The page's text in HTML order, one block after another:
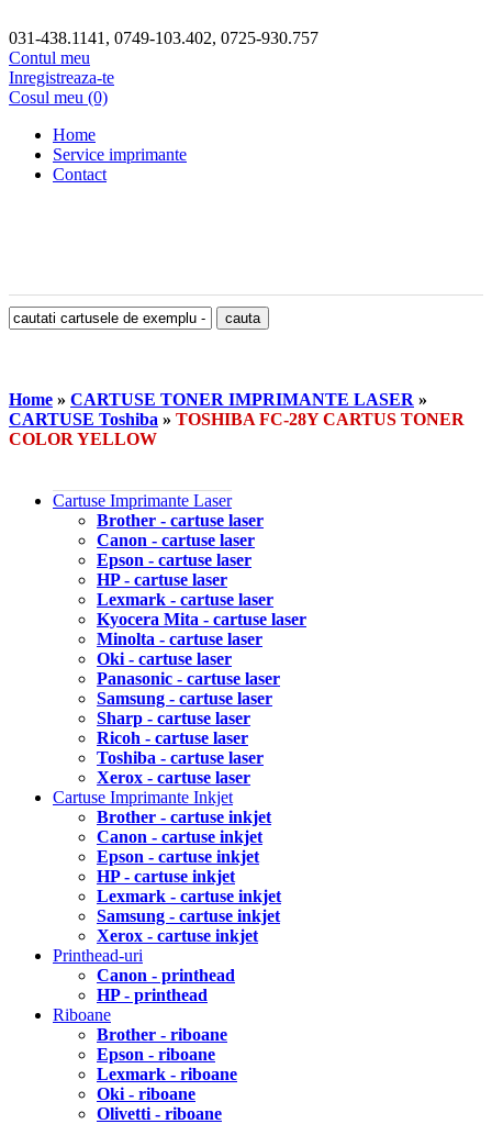
031-438.1141, 0749-103.402, 0725-930.757
Contul meu
Inregistreaza-te
Cosul meu (0)
Home
Service imprimante
Contact
Home » CARTUSE TONER IMPRIMANTE LASER »
CARTUSE Toshiba » TOSHIBA FC-28Y CARTUS TONER
COLOR YELLOW
Cartuse Imprimante Laser
Brother - cartuse laser
Canon - cartuse laser
Epson - cartuse laser
HP - cartuse laser
Lexmark - cartuse laser
Kyocera Mita - cartuse laser
Minolta - cartuse laser
Oki - cartuse laser
Panasonic - cartuse laser
Samsung - cartuse laser
Sharp - cartuse laser
Ricoh - cartuse laser
Toshiba - cartuse laser
Xerox - cartuse laser
Cartuse Imprimante Inkjet
Brother - cartuse inkjet
Canon - cartuse inkjet
Epson - cartuse inkjet
HP - cartuse inkjet
Lexmark - cartuse inkjet
Samsung - cartuse inkjet
Xerox - cartuse inkjet
Printhead-uri
Canon - printhead
HP - printhead
Riboane
Brother - riboane
Epson - riboane
Lexmark - riboane
Oki - riboane
Olivetti - riboane